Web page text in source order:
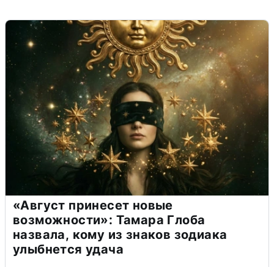
«Август принесет новые
возможности»: Тамара Глоба
назвала, кому из знаков зодиака
улыбнется удача